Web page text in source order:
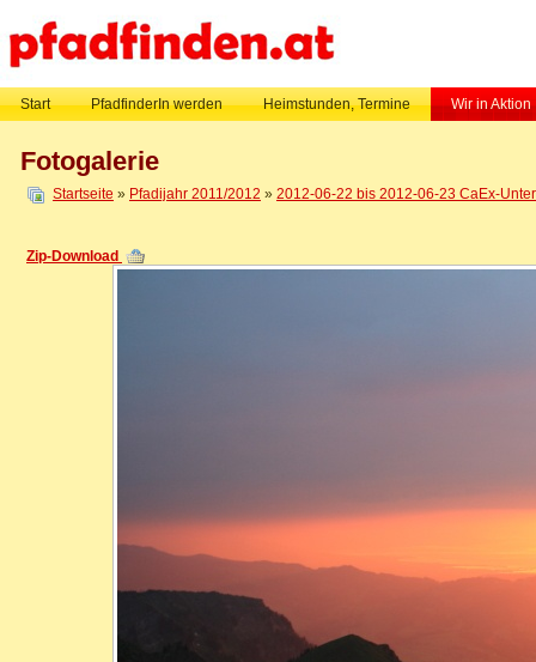
Start PfadfinderIn werden Heimstunden, Termine Wir in Aktion
Fotogalerie
Startseite » Pfadijahr 2011/2012 » 2012-06-22 bis 2012-06-23 CaEx-
Zip-Download